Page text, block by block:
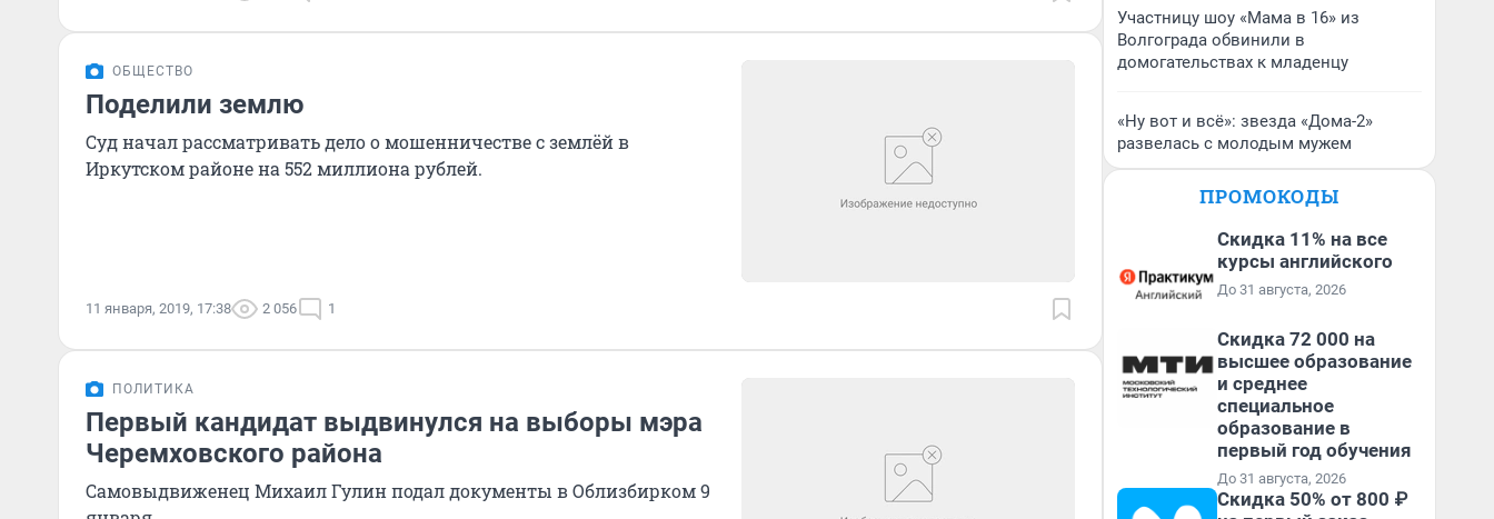
ОБЩЕСТВО
Поделили землю
Суд начал рассматривать дело о мошенничестве с землёй в
Иркутском районе на 552 миллиона рублей.
11 января, 2019, 17:38 2 056 1
ПОЛИТИКА
Первый кандидат выдвинулся на выборы мэра
Черемховского района
Самовыдвиженец Михаил Гулин подал документы в Облизбирком 9
Участницу шоу «Мама в 16» из
Волгограда обвинили в
домогательствах к младенцу
«Ну вот и всё»: звезда «Дома-2»
развелась с молодым мужем
ПРОМОКОДЫ
Скидка 11% на все
курсы английского
До 31 августа, 2026
Скидка 72 000 на
высшее образование
и среднее
специальное
образование в
первый год обучения
До 31 августа, 2026
Скидка 50% от 800 ₽